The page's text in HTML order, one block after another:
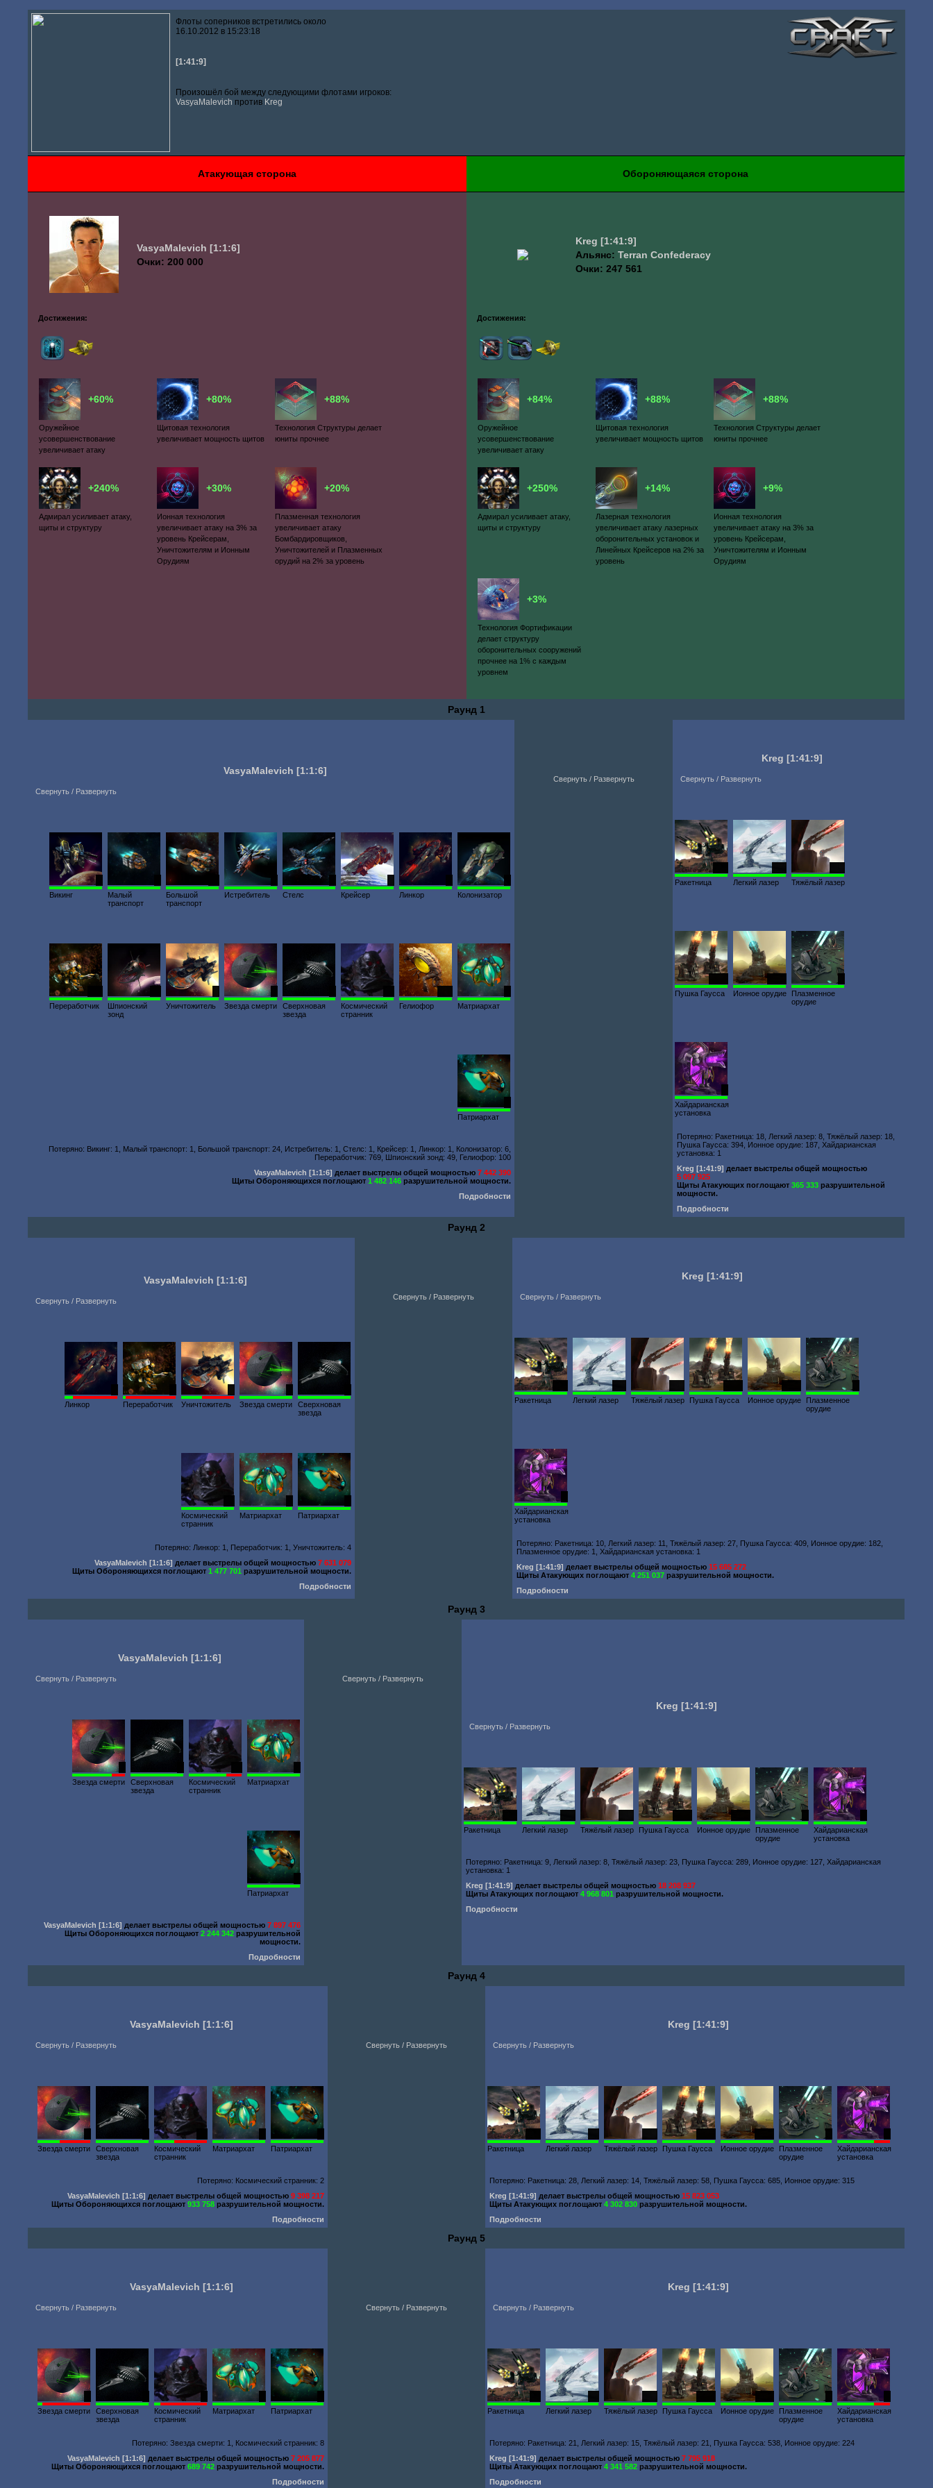
Флоты соперников встретились около
16.10.2012 в 15:23:18
[1:41:9]
Произошёл бой между следующими флотами игроков:
VasyaMalevich против Kreg
Атакующая сторона Обороняющаяся сторона
VasyaMalevich [1:1:6]
Очки: 200 000
Достижения:
+60%
Оружейное
усовершенствование
увеличивает атаку
+80%
Щитовая технология
увеличивает мощность щитов
+88%
Технология Структуры делает
юниты прочнее
+240%
Адмирал усиливает атаку,
щиты и структуру
+30%
Ионная технология
увеличивает атаку на 3% за
уровень Крейсерам,
Уничтожителям и Ионным
Орудиям
+20%
Плазменная технология
увеличивает атаку
Бомбардировщиков,
Уничтожителей и Плазменных
орудий на 2% за уровень
Kreg [1:41:9]
Альянс:Terran Confederacy
Очки: 247 561
Достижения:
+84%
Оружейное
усовершенствование
увеличивает атаку
+88%
Щитовая технология
увеличивает мощность щитов
+88%
Технология Структуры делает
юниты прочнее
+250%
Адмирал усиливает атаку,
щиты и структуру
+14%
Лазерная технология
увеличивает атаку лазерных
оборонительных установок и
Линейных Крейсеров на 2% за
уровень
+9%
Ионная технология
увеличивает атаку на 3% за
уровень Крейсерам,
Уничтожителям и Ионным
Орудиям
+3%
Технология Фортификации
делает структуру
оборонительных сооружений
прочнее на 1% с каждым
уровнем
Раунд 1
VasyaMalevich [1:1:6]
Свернуть / Развернуть
Викинг
Малый
транспорт
Большой
транспорт
Истребитель
Стелс
Крейсер
Линкор
Колонизатор
Переработчик
Шпионский
зонд
Уничтожитель
Звезда смерти
Сверхновая
звезда
Космический
странник
Гелиофор
Матриархат
Патриархат
Потеряно: Викинг: 1, Малый транспорт: 1, Большой транспорт: 24, Истребитель: 1, Стелс: 1, Крейсер: 1, Линкор: 1, Колонизатор: 6,
Переработчик: 769, Шпионский зонд: 49, Гелиофор: 100
VasyaMalevich [1:1:6] делает выстрелы общей мощностью7 442 390
Щиты Обороняющихся поглощают1 482 146 разрушительной мощности.
Подробности
Свернуть / Развернуть
Kreg [1:41:9]
Свернуть / Развернуть
Ракетница
Легкий лазер
Тяжёлый лазер
Пушка Гаусса
Ионное орудие
Плазменное
орудие
Хайдарианская
установка
Потеряно: Ракетница: 18, Легкий лазер: 8, Тяжёлый лазер: 18,
Пушка Гаусса: 394, Ионное орудие: 187, Хайдарианская
установка: 1
Kreg [1:41:9] делает выстрелы общей мощностью
5 097 925
Щиты Атакующих поглощают365 333 разрушительной
мощности.
Подробности
Раунд 2
VasyaMalevich [1:1:6]
Свернуть / Развернуть
Линкор
Переработчик
Уничтожитель
Звезда смерти
Сверхновая
звезда
Космический
странник
Матриархат
Патриархат
Потеряно: Линкор: 1, Переработчик: 1, Уничтожитель: 4
VasyaMalevich [1:1:6] делает выстрелы общей мощностью7 631 079
Щиты Обороняющихся поглощают1 477 701 разрушительной мощности.
Подробности
Свернуть / Развернуть
Kreg [1:41:9]
Свернуть / Развернуть
Ракетница
Легкий лазер
Тяжёлый лазер
Пушка Гаусса
Ионное орудие
Плазменное
орудие
Хайдарианская
установка
Потеряно: Ракетница: 10, Легкий лазер: 11, Тяжёлый лазер: 27, Пушка Гаусса: 409, Ионное орудие: 182,
Плазменное орудие: 1, Хайдарианская установка: 1
Kreg [1:41:9] делает выстрелы общей мощностью15 685 272
Щиты Атакующих поглощают4 251 037 разрушительной мощности.
Подробности
Раунд 3
VasyaMalevich [1:1:6]
Свернуть / Развернуть
Звезда смерти
Сверхновая
звезда
Космический
странник
Матриархат
Патриархат
VasyaMalevich [1:1:6] делает выстрелы общей мощностью7 897 476
Щиты Обороняющихся поглощают2 244 342 разрушительной
мощности.
Подробности
Свернуть / Развернуть
Kreg [1:41:9]
Свернуть / Развернуть
Ракетница
Легкий лазер
Тяжёлый лазер
Пушка Гаусса
Ионное орудие
Плазменное
орудие
Хайдарианская
установка
Потеряно: Ракетница: 9, Легкий лазер: 8, Тяжёлый лазер: 23, Пушка Гаусса: 289, Ионное орудие: 127, Хайдарианская
установка: 1
Kreg [1:41:9] делает выстрелы общей мощностью18 208 937
Щиты Атакующих поглощают4 968 801 разрушительной мощности.
Подробности
Раунд 4
VasyaMalevich [1:1:6]
Свернуть / Развернуть
Звезда смерти
Сверхновая
звезда
Космический
странник
Матриархат
Патриархат
Потеряно: Космический странник: 2
VasyaMalevich [1:1:6] делает выстрелы общей мощностью9 398 217
Щиты Обороняющихся поглощают933 758 разрушительной мощности.
Подробности
Свернуть / Развернуть
Kreg [1:41:9]
Свернуть / Развернуть
Ракетница
Легкий лазер
Тяжёлый лазер
Пушка Гаусса
Ионное орудие
Плазменное
орудие
Хайдарианская
установка
Потеряно: Ракетница: 28, Легкий лазер: 14, Тяжёлый лазер: 58, Пушка Гаусса: 685, Ионное орудие: 315
Kreg [1:41:9] делает выстрелы общей мощностью15 823 053
Щиты Атакующих поглощают4 302 830 разрушительной мощности.
Подробности
Раунд 5
VasyaMalevich [1:1:6]
Свернуть / Развернуть
Звезда смерти
Сверхновая
звезда
Космический
странник
Матриархат
Патриархат
Потеряно: Звезда смерти: 1, Космический странник: 8
VasyaMalevich [1:1:6] делает выстрелы общей мощностью7 205 877
Щиты Обороняющихся поглощают689 742 разрушительной мощности.
Подробности
Свернуть / Развернуть
Kreg [1:41:9]
Свернуть / Развернуть
Ракетница
Легкий лазер
Тяжёлый лазер
Пушка Гаусса
Ионное орудие
Плазменное
орудие
Хайдарианская
установка
Потеряно: Ракетница: 21, Легкий лазер: 15, Тяжёлый лазер: 21, Пушка Гаусса: 538, Ионное орудие: 224
Kreg [1:41:9] делает выстрелы общей мощностью7 795 918
Щиты Атакующих поглощают4 341 582 разрушительной мощности.
Подробности